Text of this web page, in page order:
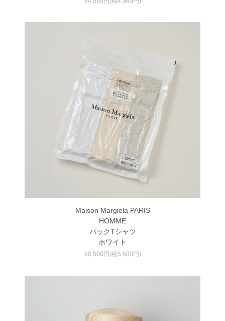
Maison Margiela PARIS
HOMME
パックTシャツ
ホワイト
60,500円(税5,500円)